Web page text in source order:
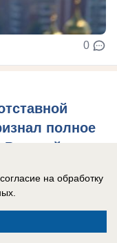
0
полное
Россией
НАТО, которые
действий, ...
на обработку